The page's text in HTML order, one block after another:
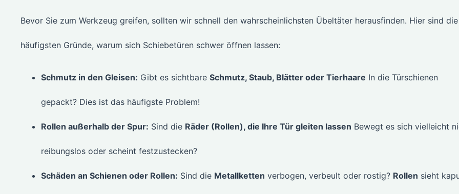
Bevor Sie zum Werkzeug greifen, sollten wir schnell den wahrscheinlichsten Übeltäter herausfinden. Hier sind die
häufigsten Gründe, warum sich Schiebetüren schwer öffnen lassen:
Schmutz in den Gleisen: Gibt es sichtbare Schmutz, Staub, Blätter oder Tierhaare In die Türschienen
gepackt? Dies ist das häufigste Problem!
Rollen außerhalb der Spur: Sind die Räder (Rollen), die Ihre Tür gleiten lassen Bewegt es sich vielleicht
reibungslos oder scheint festzustecken?
Schäden an Schienen oder Rollen: Sind die Metallketten verbogen, verbeult oder rostig? Rollen sieht